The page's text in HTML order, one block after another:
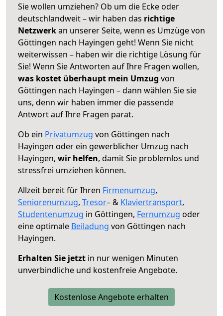
Sie wollen umziehen? Ob um die Ecke oder
deutschlandweit – wir haben das richtige
Netzwerkan unserer Seite, wenn es Umzüge von
Göttingen nach Hayingen geht! Wenn Sie nicht
weiterwissen – haben wir die richtige Lösung für
Sie! Wenn Sie Antworten auf Ihre Fragen wollen,
was kostet überhaupt mein Umzug von
Göttingen nach Hayingen – dann wählen Sie sie
uns, denn wir haben immer die passende
Antwort auf Ihre Fragen parat.
Ob ein Privatumzug von Göttingen nach
Hayingen oder ein gewerblicher Umzug nach
Hayingen, wir helfen, damit Sie problemlos und
stressfrei umziehen können.
Allzeit bereit für Ihren Firmenumzug,
Seniorenumzug, Tresor– & Klaviertransport,
Studentenumzug in Göttingen, Fernumzug oder
eine optimale Beiladung von Göttingen nach
Hayingen.
Erhalten Sie jetzt in nur wenigen Minuten
unverbindliche und kostenfreie Angebote.
Kostenlose Angebote erhalten